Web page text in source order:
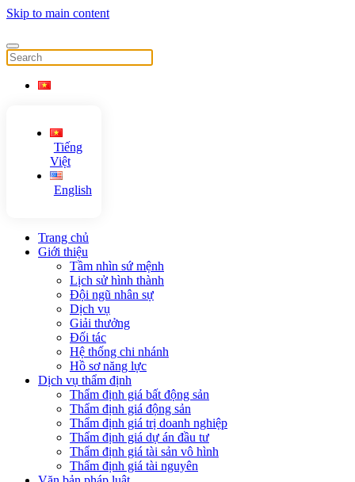
Skip to main content
Tiếng
Việt
English
Trang chủ
Giới thiệu
Tầm nhìn sứ mệnh
Lịch sử hình thành
Đội ngũ nhân sự
Dịch vụ
Giải thưởng
Đối tác
Hệ thống chi nhánh
Hồ sơ năng lực
Dịch vụ thẩm định
Thẩm định giá bất động sản
Thẩm định giá động sản
Thẩm định giá trị doanh nghiệp
Thẩm định giá dự án đầu tư
Thẩm định giá tài sản vô hình
Thẩm định giá tài nguyên